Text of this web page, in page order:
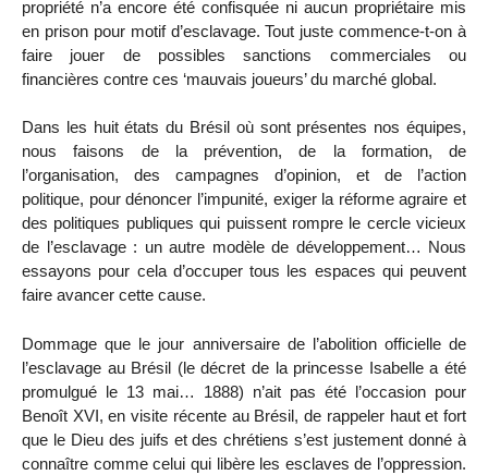
propriété n’a encore été confisquée ni aucun propriétaire mis
en prison pour motif d’esclavage. Tout juste commence-t-on à
faire jouer de possibles sanctions commerciales ou
financières contre ces ‘mauvais joueurs’ du marché global.
Dans les huit états du Brésil où sont présentes nos équipes,
nous faisons de la prévention, de la formation, de
l’organisation, des campagnes d’opinion, et de l’action
politique, pour dénoncer l’impunité, exiger la réforme agraire et
des politiques publiques qui puissent rompre le cercle vicieux
de l’esclavage : un autre modèle de développement… Nous
essayons pour cela d’occuper tous les espaces qui peuvent
faire avancer cette cause.
Dommage que le jour anniversaire de l’abolition officielle de
l’esclavage au Brésil (le décret de la princesse Isabelle a été
promulgué le 13 mai… 1888) n’ait pas été l’occasion pour
Benoît XVI, en visite récente au Brésil, de rappeler haut et fort
que le Dieu des juifs et des chrétiens s’est justement donné à
connaître comme celui qui libère les esclaves de l’oppression.